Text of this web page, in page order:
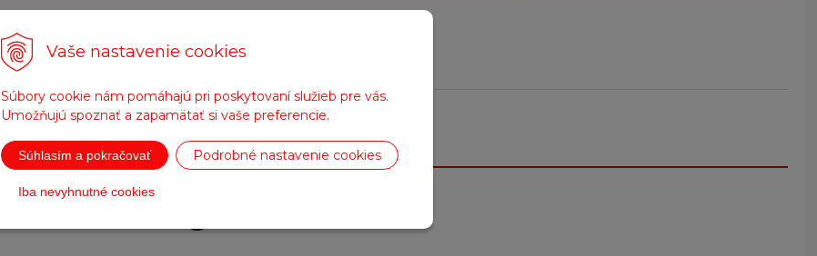
Vaše nastavenie cookies
Súbory cookie nám pomáhajú pri poskytovaní služieb pre vás.
Umožňujú spoznať a zapamätať si vaše preferencie.
Súhlasím a pokračovať Podrobné nastavenie cookies
Iba nevyhnutné cookies
Parametre
Čierna